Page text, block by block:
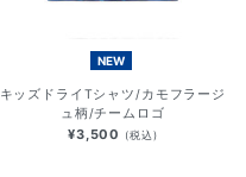
NEW
キッズドライTシャツ/カモフラージ
ュ柄/チームロゴ
¥3,500 (税込)